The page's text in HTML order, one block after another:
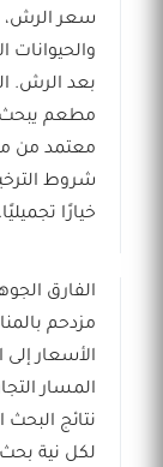
سعر الرش،
والحيوانات
بعد الرش.
مطعم يبحث
معتمد من
شروط
خيارًا تجميليًا.
الفارق
مزدحم
الأسعار إلى
المسار
نتائج
لكل نية